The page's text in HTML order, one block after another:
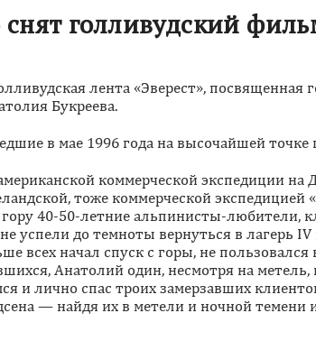
голливудский
лента «Эверест», посвященная
Букреева.
в мае 1996 года на высочайшей точке
коммерческой экспедиции на
тоже коммерческой экспедицией
40-50-летние альпинисты-любители,
успели до темноты вернуться в лагерь
всех начал спуск с горы, не
Анатолий один, несмотря на
и лично спас троих замерзавших
— найдя их в метели и ночной темени